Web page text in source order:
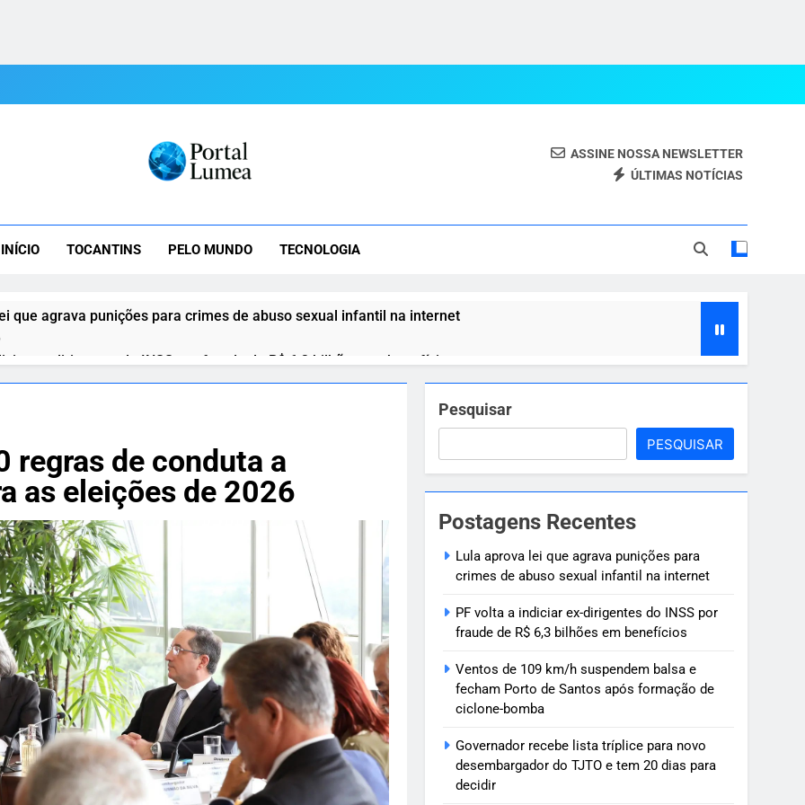
ASSINE NOSSA NEWSLETTER
ÚLTIMAS NOTÍCIAS
INÍCIO TOCANTINS PELO MUNDO TECNOLOGIA
que agrava punições para crimes de abuso sexual infantil na internet
ex-dirigentes do INSS por fraude de R$ 6,3 bilhões em benefícios
km/h suspendem balsa e fecham Porto de Santos após formação de ciclone-bomba
lista tríplice para novo desembargador do TJTO e tem 20 dias para decidir
três smartwatches em oferta com recursos de saúde, resistência à água e bateria prolongada
norma para padronizar processos de licitação e contratação pública
regras de conduta a
as eleições de 2026
Pesquisar
PESQUISAR
Postagens Recentes
Lula aprova lei que agrava punições para
crimes de abuso sexual infantil na internet
PF volta a indiciar ex-dirigentes do INSS por
fraude de R$ 6,3 bilhões em benefícios
Ventos de 109 km/h suspendem balsa e
fecham Porto de Santos após formação de
ciclone-bomba
Governador recebe lista tríplice para novo
desembargador do TJTO e tem 20 dias para
decidir